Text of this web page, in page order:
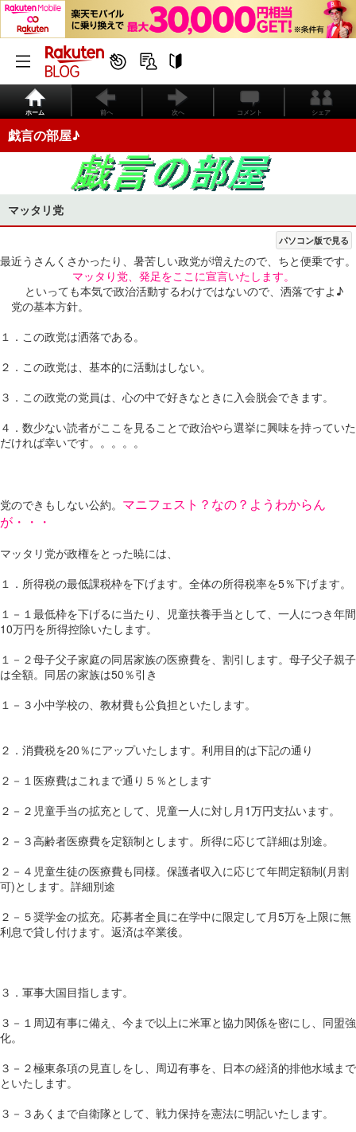
ホーム 前へ 次へ コメント シェア
戯言の部屋♪
マッタリ党
パソコン版で見る
最近うさんくさかったり、暑苦しい政党が増えたので、ちと便乗です。
マッタり党、発足をここに宣言いたします。
といっても本気で政治活動するわけではないので、洒落ですよ♪
党の基本方針。
１．この政党は洒落である。
２．この政党は、基本的に活動はしない。
３．この政党の党員は、心の中で好きなときに入会脱会できます。
４．数少ない読者がここを見ることで政治やら選挙に興味を持っていた
だければ幸いです。。。。。
党のできもしない公約。 マニフェスト？なの？ようわからん
が・・・
マッタリ党が政権をとった暁には、
１．所得税の最低課税枠を下げます。全体の所得税率を5％下げます。
１－１最低枠を下げるに当たり、児童扶養手当として、一人につき年間
10万円を所得控除いたします。
１－２母子父子家庭の同居家族の医療費を、割引します。母子父子親子
は全額。同居の家族は50％引き
１－３小中学校の、教材費も公負担といたします。
２．消費税を20％にアップいたします。利用目的は下記の通り
２－１医療費はこれまで通り５％とします
２－２児童手当の拡充として、児童一人に対し月1万円支払います。
２－３高齢者医療費を定額制とします。所得に応じて詳細は別途。
２－４児童生徒の医療費も同様。保護者収入に応じて年間定額制(月割
可)とします。詳細別途
２－５奨学金の拡充。応募者全員に在学中に限定して月5万を上限に無
利息で貸し付けます。返済は卒業後。
３．軍事大国目指します。
３－１周辺有事に備え、今まで以上に米軍と協力関係を密にし、同盟強
化。
３－２極東条項の見直しをし、周辺有事を、日本の経済的排他水域まで
といたします。
３－３あくまで自衛隊として、戦力保持を憲法に明記いたします。